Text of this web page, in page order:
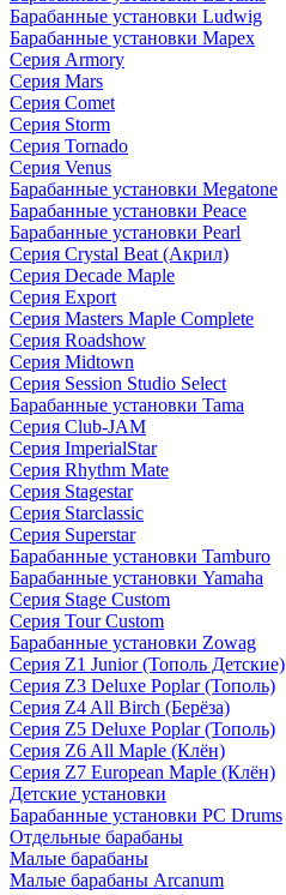
Барабанные установки Ludwig
Барабанные установки Mapex
Серия Armory
Серия Mars
Серия Comet
Серия Storm
Серия Tornado
Серия Venus
Барабанные установки Megatone
Барабанные установки Peace
Барабанные установки Pearl
Серия Crystal Beat (Акрил)
Серия Decade Maple
Серия Export
Серия Masters Maple Complete
Серия Roadshow
Серия Midtown
Серия Session Studio Select
Барабанные установки Tama
Серия Club-JAM
Серия ImperialStar
Серия Rhythm Mate
Серия Stagestar
Серия Starclassic
Серия Superstar
Барабанные установки Tamburo
Барабанные установки Yamaha
Серия Stage Custom
Серия Tour Custom
Барабанные установки Zowag
Серия Z1 Junior (Тополь Детские)
Серия Z3 Deluxe Poplar (Тополь)
Серия Z4 All Birch (Берёза)
Серия Z5 Deluxe Poplar (Тополь)
Серия Z6 All Maple (Клён)
Серия Z7 European Maple (Клён)
Детские установки
Барабанные установки PC Drums
Отдельные барабаны
Малые барабаны
Малые барабаны Arcanum